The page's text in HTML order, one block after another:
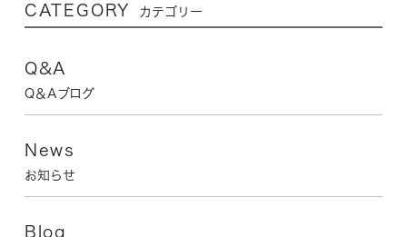
CATEGORY カテゴリー
Q&A
Q＆Aブログ
News
お知らせ
Blog